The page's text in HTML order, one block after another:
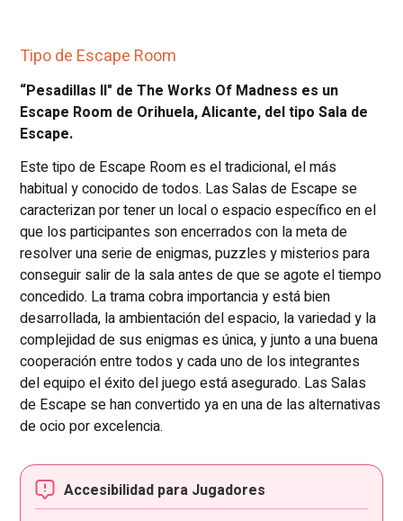
Tipo de Escape Room
“Pesadillas II" de The Works Of Madness es un
Escape Room de Orihuela, Alicante, del tipo Sala de
Escape.
Este tipo de Escape Room es el tradicional, el más
habitual y conocido de todos. Las Salas de Escape se
caracterizan por tener un local o espacio específico en el
que los participantes son encerrados con la meta de
resolver una serie de enigmas, puzzles y misterios para
conseguir salir de la sala antes de que se agote el tiempo
concedido. La trama cobra importancia y está bien
desarrollada, la ambientación del espacio, la variedad y la
complejidad de sus enigmas es única, y junto a una buena
cooperación entre todos y cada uno de los integrantes
del equipo el éxito del juego está asegurado. Las Salas
de Escape se han convertido ya en una de las alternativas
de ocio por excelencia.
Accesibilidad para Jugadores